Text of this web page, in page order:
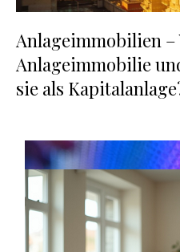
Anlageimmobilien –
Anlageimmobilie
sie als